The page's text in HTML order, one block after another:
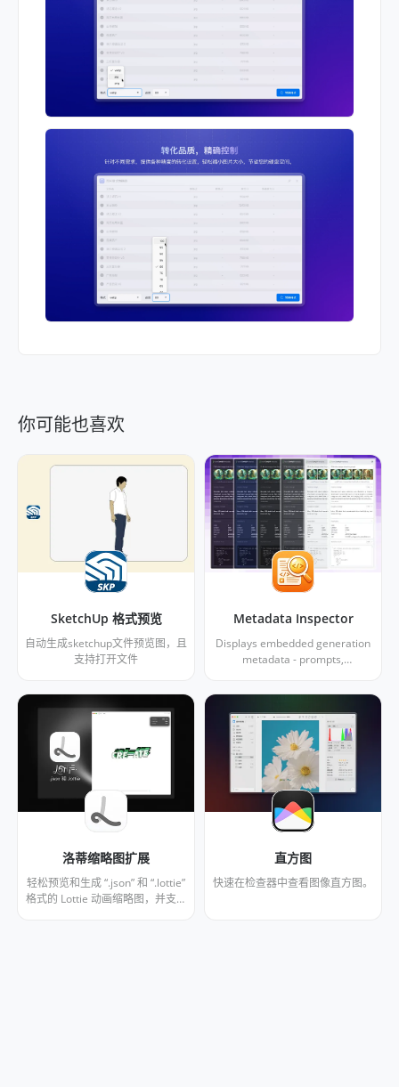
你可能也喜欢
SketchUp 格式预览
自动生成sketchup文件预览图，且
支持打开文件
Metadata Inspector
Displays embedded generation
metadata - prompts,
in Eagle's inspector panel.
ComfyUI, NovelAI, and InvokeAI.
Works fully offline. No external
servers.
洛蒂缩略图扩展
轻松预览和生成 “.json” 和 “.lottie”
格式的 Lottie 动画缩略图，并支持
直方图
快速在检查器中查看图像直方图。